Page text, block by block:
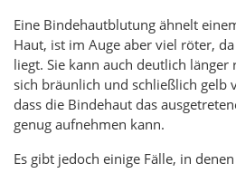
Eine Bindehautblutung ähnelt
Haut, ist im Auge aber viel röter,
liegt. Sie kann auch deutlich
sich bräunlich und schließlich gelb
dass die Bindehaut das
genug aufnehmen kann.
Es gibt jedoch einige Fälle, in